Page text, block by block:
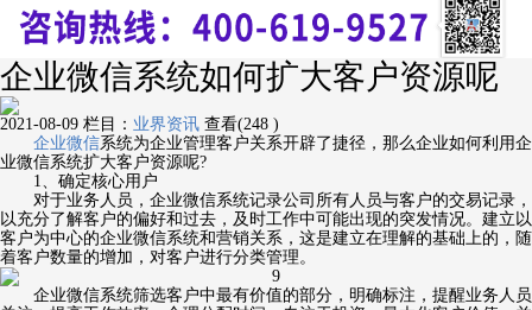
企业微信系统如何扩大客户资源呢
2021-08-09 栏目： 业界资讯 查看(248 )
企业微信系统为企业管理客户关系开辟了捷径，那么企业如何利用企
业微信系统扩大客户资源呢?
1、确定核心用户
对于业务人员，企业微信系统记录公司所有人员与客户的交易记录，
以充分了解客户的偏好和过去，及时工作中可能出现的突发情况。建立以
客户为中心的企业微信系统和营销关系，这是建立在理解的基础上的，随
着客户数量的增加，对客户进行分类管理。
企业微信系统筛选客户中最有价值的部分，明确标注，提醒业务人员